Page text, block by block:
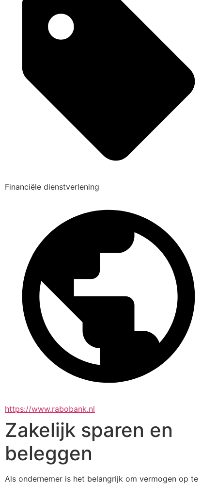
Financiële dienstverlening
https://www.rabobank.nl
Zakelijk sparen en
beleggen
Als ondernemer is het belangrijk om vermogen op te